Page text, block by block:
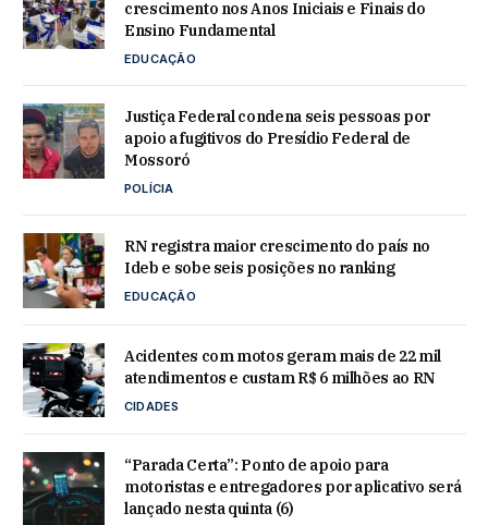
crescimento nos Anos Iniciais e Finais do
Ensino Fundamental
EDUCAÇÃO
Justiça Federal condena seis pessoas por
apoio a fugitivos do Presídio Federal de
Mossoró
POLÍCIA
RN registra maior crescimento do país no
Ideb e sobe seis posições no ranking
EDUCAÇÃO
Acidentes com motos geram mais de 22 mil
atendimentos e custam R$ 6 milhões ao RN
CIDADES
“Parada Certa”: Ponto de apoio para
motoristas e entregadores por aplicativo será
lançado nesta quinta (6)